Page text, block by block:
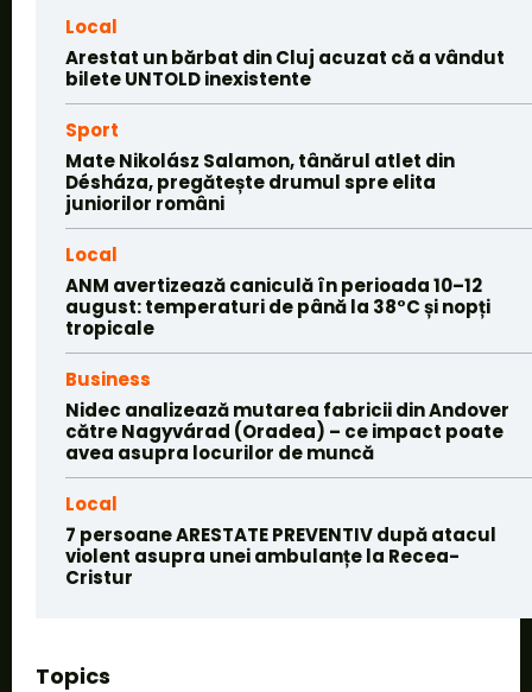
Local
Arestat un bărbat din Cluj acuzat că a vândut
bilete UNTOLD inexistente
Sport
Mate Nikolász Salamon, tânărul atlet din
Désháza, pregătește drumul spre elita
juniorilor români
Local
ANM avertizează caniculă în perioada 10–12
august: temperaturi de până la 38°C și nopți
tropicale
Business
Nidec analizează mutarea fabricii din Andover
către Nagyvárad (Oradea) – ce impact poate
avea asupra locurilor de muncă
Local
7 persoane ARESTATE PREVENTIV după atacul
violent asupra unei ambulanțe la Recea-
Cristur
Topics